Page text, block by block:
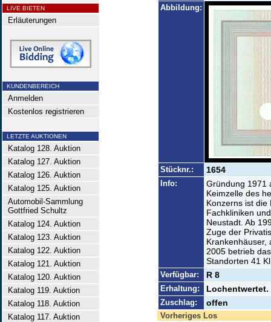
LIVE BIETEN
Erläuterungen
KUNDENBEREICH
Anmelden
Kostenlos registrieren
LETZTE AUKTIONEN
Katalog 128. Auktion
Katalog 127. Auktion
Katalog 126. Auktion
Katalog 125. Auktion
Automobil-Sammlung
Gottfried Schultz
Katalog 124. Auktion
Katalog 123. Auktion
Katalog 122. Auktion
Katalog 121. Auktion
Katalog 120. Auktion
Katalog 119. Auktion
Katalog 118. Auktion
Katalog 117. Auktion
Abbildung:
Stücknr.: 1654
Info:
Gründung 1971
Keimzelle des
Konzerns ist die
Fachkliniken
Neustadt. Ab
Zuge der
Krankenhäuser,
2005 betrieb
Standorten 41
Verfügbar: R 8
Erhaltung: Lochentwertet.
Zuschlag: offen
Vorheriges Los